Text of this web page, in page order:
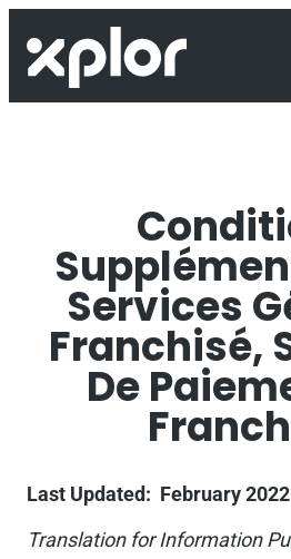
content
Services
Franchisé,
De
Last Updated: February 2022
Translation for Information